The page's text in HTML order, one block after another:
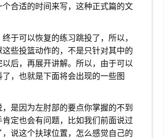
合适的时间来写，这种正式篇的文
于可以恢复的练习跳投了，所以，
些投篮动作的，不是只针对其中的
后，再展开讲解。所以，由于可以
，也就是下面将会出现的一些图
是因为左肘部的要点你掌握的不到
定也会有问题，比如我们前面说过
说这个扶球位置，怎么感觉自己的